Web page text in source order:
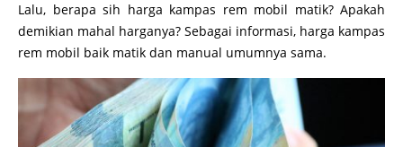
Lalu, berapa sih harga kampas rem mobil matik? Apakah
demikian mahal harganya? Sebagai informasi, harga kampas
rem mobil baik matik dan manual umumnya sama.